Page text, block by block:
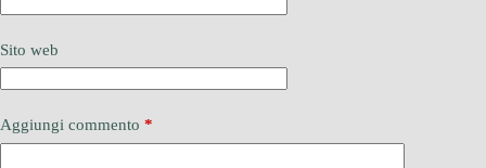
Sito web
Aggiungi commento *